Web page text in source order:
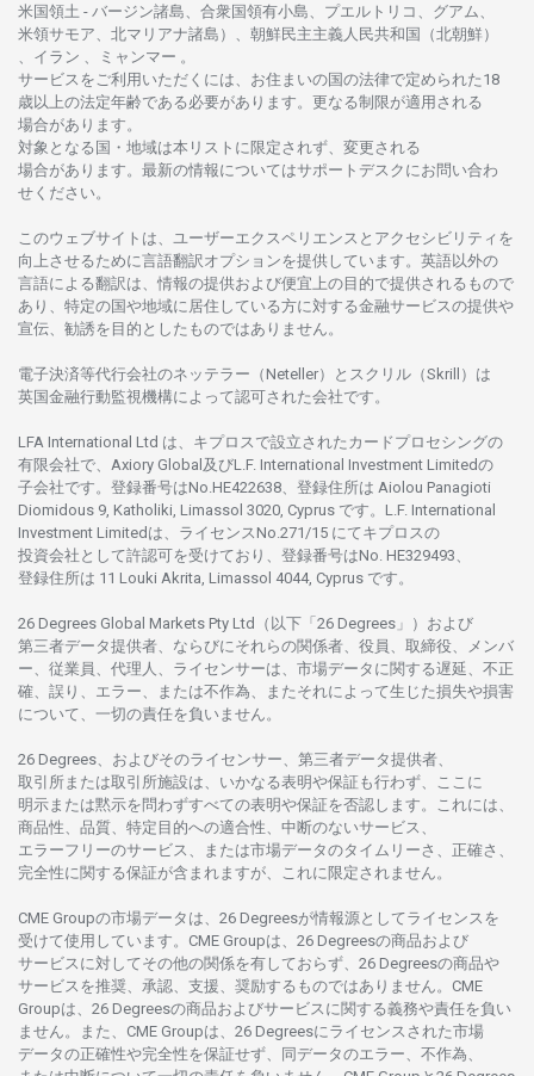
米国領土 - バージン諸島、合衆国領有小島、プエルトリコ、グアム、
米領サモア、 北マリアナ諸島）、 朝鮮民主主義人民共和国
（北朝鮮）
、イラン 、ミャンマー 。
サービスを ご利用いただくには、お住まいの国の法律で定められた 18
歳以上の法定年齢である必要があります。 更なる制限が適用さ れる
場合があります。
対象となる 国 ・ 地域は本 リストに 限定さ れず、 変更さ れる
場合があります。 最新の情報についてはサポートデスクに お 問い合わ
せくださ い。
このウェブサイトは、 ユーザーエクスペリエンスと アクセシビリティを
向上さ せるために言語翻訳オプションを提供しています。 英語以外の
言語に よる翻訳は、 情報の提供および便宜上の 目的で提供さ れるもので
あり、 特定の国や地域に 居住している方に対する金融サービスの提供や
宣伝、 勧誘を 目的としたものではありません。
電子決済等代行会社のネッテラー （Neteller）と スクリル （Skrill）は
英国金融行動監視機構に よって認可さ れた会社です。
LFA International Ltd は、 キプロスで設立さ れた カードプロセシングの
有限会社で、Axiory Global 及びL.F. International Investment Limitedの
子会社です。 登録番号はNo.HE422638、 登録住所は Aiolou Panagioti
Diomidous 9, Katholiki, Limassol 3020, Cyprus です。L.F. International
Investment Limitedは、 ライセンスNo.271/15 にてキプロスの
投資会社として許認可を受けており、 登録番号はNo. HE329493、
登録住所は 11 Louki Akrita, Limassol 4044, Cyprus です。
26 Degrees Global Markets Pty Ltd（以下「26 Degrees」） および
第三者データ提供者、ならびにそれらの関係者、役員、取締役、メンバ
ー、従業員、代理人、ライセンサーは、 市場データに 関する遅延、不正
確、誤り、エラー、
または不作為、 またそれに よって生じた損失や損害
について、 一切の責任を負いません。
26 Degrees、 およびそのライセンサー、 第三者データ提供者、
取引所または取引所施設は、いかなる表明や保証も行わず、
ここに
明示または黙示を 問わずすべての表明や保証を否認し ます。
これには、
商品性、品質、 特定目的への適合性、 中断のないサービス、
エラーフリーのサービス、 または市場データのタイムリーさ、正確さ、
完全性に 関する保証が含まれますが、これに 限定さ れません。
CME Groupの市場データは、26 Degreesが情報源としてライセンスを
受けて使用しています。 CME Groupは、26 Degreesの商品および
サービスに対してその他の関係を有しておらず、26 Degreesの商品や
サービスを推奨、承認、支援、 奨励するものではありません。 CME
Groupは、26 Degreesの商品およびサービスに 関する義務や責任を負い
ません。また、CME Groupは、26 Degreesに ライセンスさ れた市場
データの正確性や完全性を保証せず、 同 データのエラー、不作為、